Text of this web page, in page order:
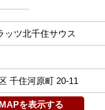
ッツ北千住サウス
千住河原町 20-11
を表示する